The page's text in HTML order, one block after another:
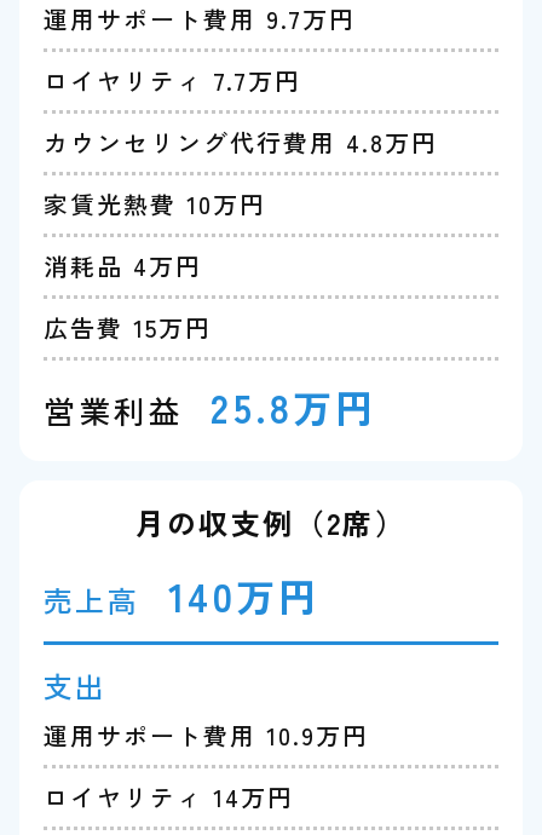
運用サポート費用 9.7万円
ロイヤリティ 7.7万円
カウンセリング代行費用 4.8万円
家賃光熱費 10万円
消耗品 4万円
広告費 15万円
営業利益 25.8万円
月の収支例（2席）
売上高
140万円
支出
運用サポート費用 10.9万円
ロイヤリティ 14万円